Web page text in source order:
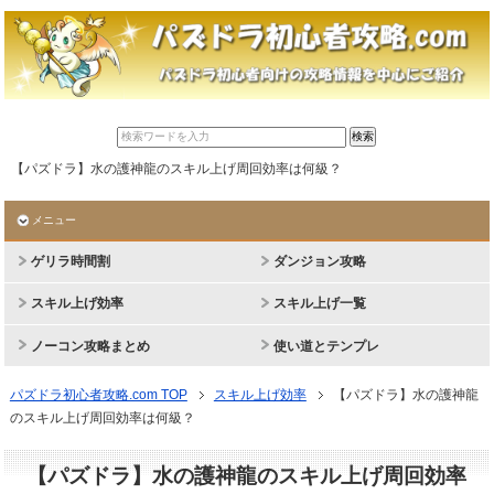
【パズドラ】水の護神龍のスキル上げ周回効率は何級？
メニュー
ゲリラ時間割 ダンジョン攻略
スキル上げ効率 スキル上げ一覧
ノーコン攻略まとめ 使い道とテンプレ
パズドラ初心者攻略.com TOP スキル上げ効率
【パズドラ】水の護神龍
のスキル上げ周回効率は何級？
【パズドラ】水の護神龍のスキル上げ周回効率